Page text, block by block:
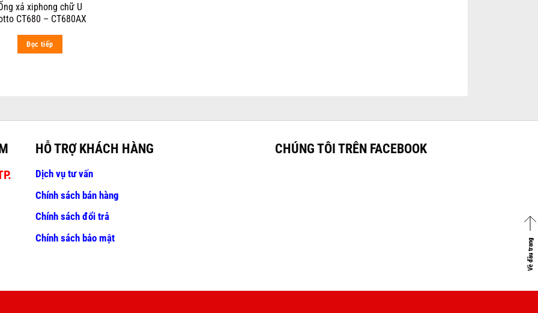
xả xiphong chữ U
CT680 – CT680AX
Đọc tiếp
HỖ TRỢ KHÁCH HÀNG
Dịch vụ tư vấn
Chính sách bán hàng
Chính sách đổi trả
Chính sách bảo mật
CHÚNG TÔI TRÊN FACEBOOK
Về đầu trang